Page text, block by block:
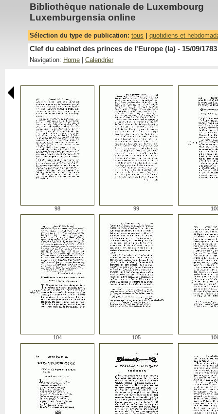
Bibliothèque nationale de Luxembourg
Luxemburgensia online
Sélection du type de publication: tous quotidiens et
Clef du cabinet des princes de l'Europe (la) - 15/09/1783
Navigation: Home Calendrier
98 99
104 105